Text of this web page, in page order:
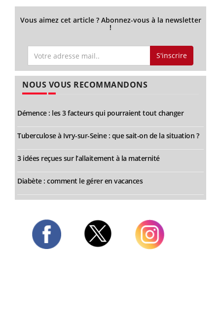
Vous aimez cet article ? Abonnez-vous à la newsletter
!
S'inscrire
NOUS VOUS RECOMMANDONS
Démence : les 3 facteurs qui pourraient tout changer
Tuberculose à Ivry-sur-Seine : que sait-on de la situation ?
3 idées reçues sur l’allaitement à la maternité
Diabète : comment le gérer en vacances